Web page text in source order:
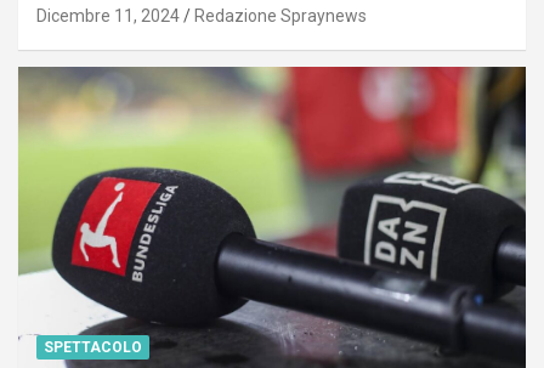
Dicembre 11, 2024 Redazione Spraynews
SPETTACOLO